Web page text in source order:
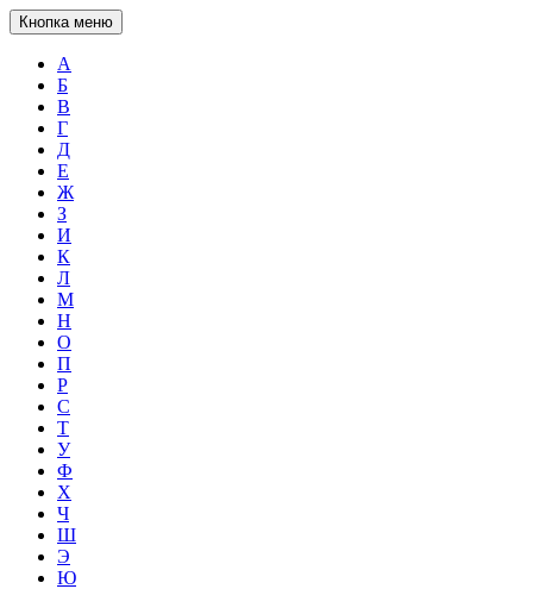
Кнопка меню
А
Б
В
Г
Д
Е
Ж
З
И
К
Л
М
Н
О
П
Р
С
Т
У
Ф
Х
Ч
Ш
Э
Ю